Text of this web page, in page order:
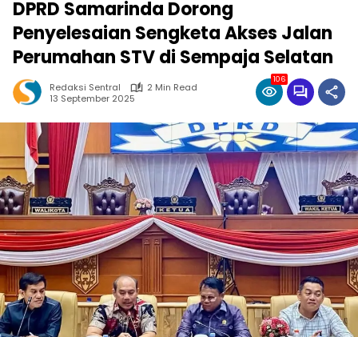
DPRD Samarinda Dorong
Penyelesaian Sengketa Akses Jalan
Perumahan STV di Sempaja Selatan
Redaksi Sentral
2 Min Read
13 September 2025
106